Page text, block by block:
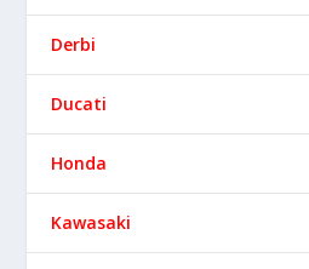
Derbi
Ducati
Honda
Kawasaki